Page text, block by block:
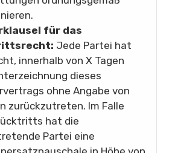
für das
Jede Partei hat
innerhalb von X Tagen
dieses
ohne Angabe von
zurückzutreten. Im Falle
hat die
Partei eine